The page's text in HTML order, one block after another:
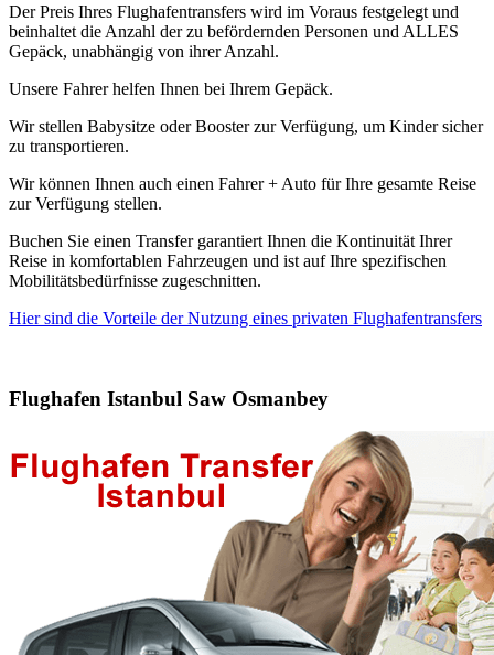
Der Preis Ihres Flughafentransfers wird im Voraus festgelegt und
beinhaltet die Anzahl der zu befördernden Personen und ALLES
Gepäck, unabhängig von ihrer Anzahl.
Unsere Fahrer helfen Ihnen bei Ihrem Gepäck.
Wir stellen Babysitze oder Booster zur Verfügung, um Kinder sicher
zu transportieren.
Wir können Ihnen auch einen Fahrer + Auto für Ihre gesamte Reise
zur Verfügung stellen.
Buchen Sie einen Transfer garantiert Ihnen die Kontinuität Ihrer
Reise in komfortablen Fahrzeugen und ist auf Ihre spezifischen
Mobilitätsbedürfnisse zugeschnitten.
Hier sind die Vorteile der Nutzung eines privaten Flughafentransfers
Flughafen Istanbul Saw Osmanbey